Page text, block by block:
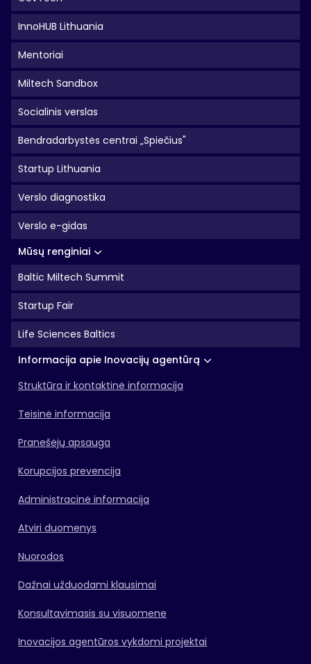
InnoHUB Lithuania
Mentoriai
Miltech Sandbox
Socialinis verslas
Bendradarbystės centrai „Spiečius"
Startup Lithuania
Verslo diagnostika
Verslo e-gidas
Mūsų renginiai
Baltic Miltech Summit
Startup Fair
Life Sciences Baltics
Informacija apie Inovacijų agentūrą
Struktūra ir kontaktinė informacija
Teisinė informacija
Pranešėjų apsauga
Korupcijos prevencija
Administracinė informacija
Atviri duomenys
Nuorodos
Dažnai užduodami klausimai
Konsultavimasis su visuomene
Inovacijos agentūros vykdomi projektai